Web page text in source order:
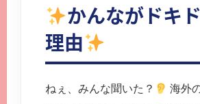
かんながドキ
理由
ねぇ、みんな聞いた？
海外